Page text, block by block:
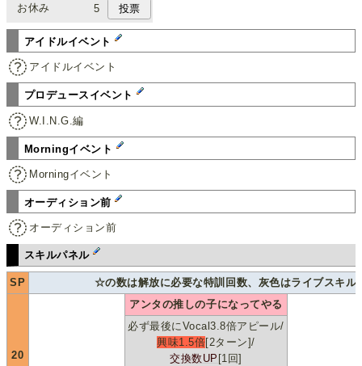
お休み 5
アイドルイベント
アイドルイベント
プロデュースイベント
W.I.N.G.編
Morningイベント
Morningイベント
オーディション前
オーディション前
スキルパネル
SP ☆の数は解放に必要な特訓回数、灰色はライブスキル
20
アンタの推しの子になってやる
必ず最後にVocal3.8倍アピール/
興味1.5倍[2ターン]/
交換数UP [1回]